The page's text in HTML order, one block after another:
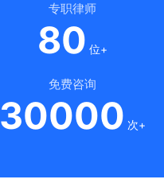
专职律师
80 位+
免费咨询
30000 次+